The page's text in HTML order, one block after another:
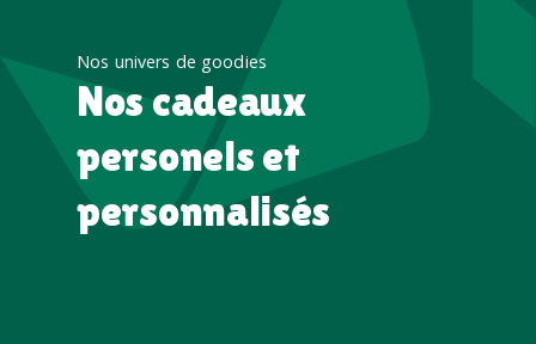
Nos univers de goodies
Nos cadeaux
personels et
personnalisés